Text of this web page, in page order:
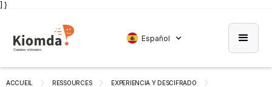
] }
Español
ACCUEIL RESSOURCES
EXPERIENCIA Y DESCIFRADO